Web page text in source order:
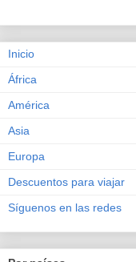
Inicio
África
América
Asia
Europa
Descuentos para viajar
Síguenos en las redes